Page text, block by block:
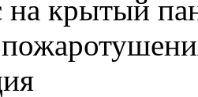
на крытый